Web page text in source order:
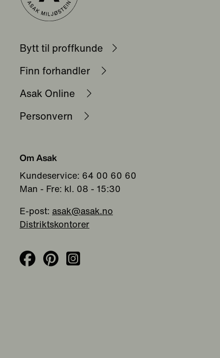
Bytt til proffkunde
Finn forhandler
Asak Online
Personvern
Om Asak
Kundeservice: 64 00 60 60
Man - Fre: kl. 08 - 15:30
E-post: asak@asak.no
Distriktskontorer